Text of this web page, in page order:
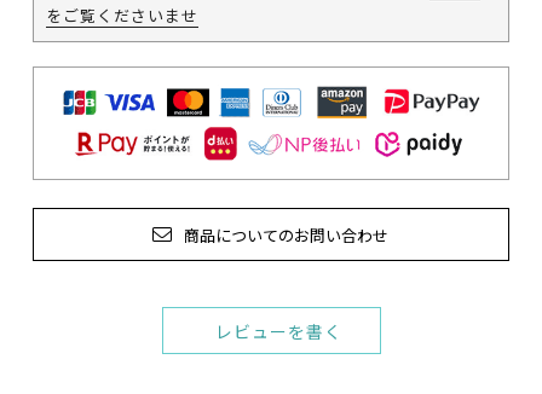
をご覧くださいませ
商品についてのお問い合わせ
レビューを書く